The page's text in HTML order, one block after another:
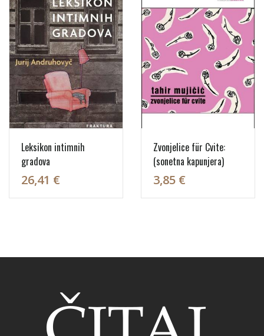
Leksikon intimnih
gradova
26,41 €
Zvonjelice für Cvite:
(sonetna kapunjera)
3,85 €